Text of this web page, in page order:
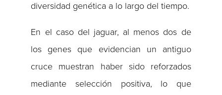
diversidad genética a lo largo del tiempo.
En el caso del jaguar, al menos dos de
los genes que evidencian un antiguo
cruce muestran haber sido reforzados
mediante selección positiva, lo que